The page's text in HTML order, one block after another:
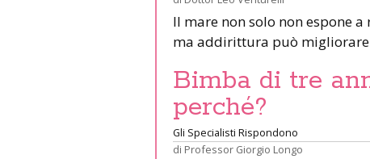
Il mare non solo non espone
ma addirittura può migliorare
Bimba di tre
perché?
Gli Specialisti Rispondono
di Professor Giorgio Longo